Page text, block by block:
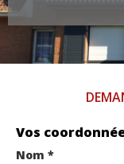
Vos
Nom *